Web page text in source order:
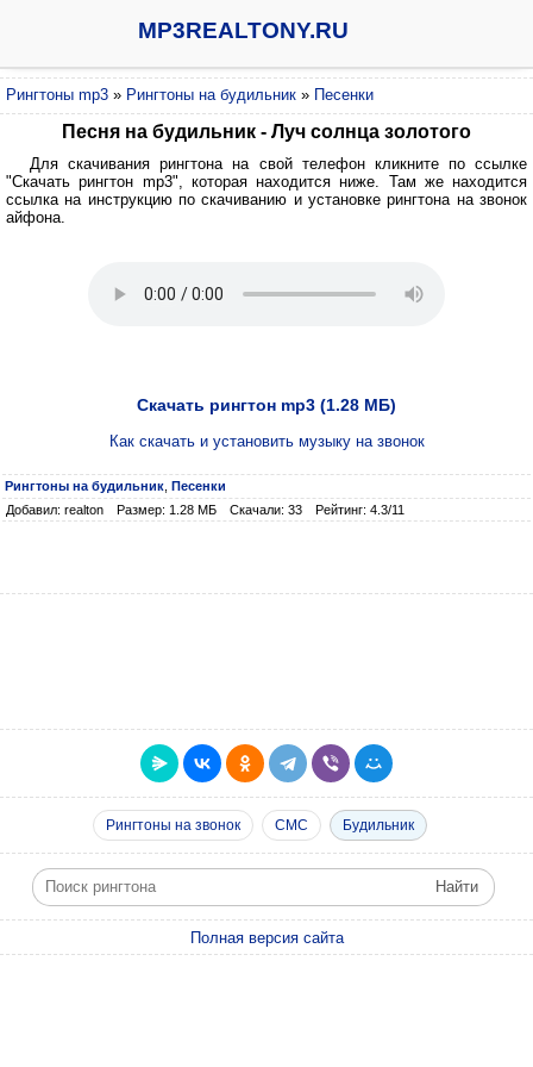
MP3REALTONY.RU
Рингтоны mp3 » Рингтоны на будильник » Песенки
Песня на будильник - Луч солнца золотого
Для скачивания рингтона на свой телефон кликните по ссылке
"Скачать рингтон mp3", которая находится ниже. Там же находится
ссылка на инструкцию по скачиванию и установке рингтона на звонок
айфона.
Скачать рингтон mp3 (1.28 МБ)
Как скачать и установить музыку на звонок
Рингтоны на будильник Песенки
Добавил: realton
Размер: 1.28 МБ Скачали: 33 Рейтинг: 4.3/11
Рингтоны на звонок СМС Будильник
Полная версия сайта